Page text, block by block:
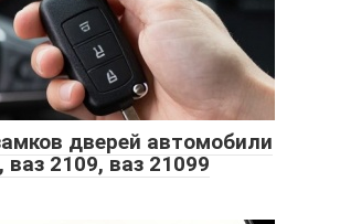
дверей автомобили
ваз 2109, ваз 21099